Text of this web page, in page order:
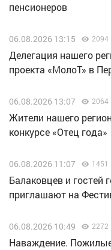
пенсионеров
06.08.2026 13:15 2094
Делегация нашего
проекта «МолоТ» в
06.08.2026 13:07 2064
Жители нашего
конкурсе «Отец года»
06.08.2026 11:07 1451
Балаковцев и гостей
приглашают на
06.08.2026 10:49 2272
Наваждение. Пожилые